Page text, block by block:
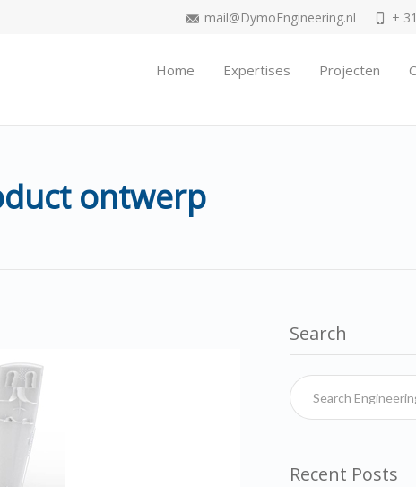
mail@DymoEngineering.nl +
Home Expertises Projecten
ontwerp
Search
Recent Posts